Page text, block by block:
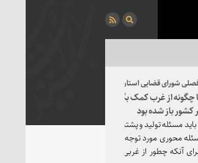
شورای قضایی استان‌های سراسر کشور در سال ۱۴۰۰:
از غرب کمک بگیرند، برای رونق تولید جلسه
باز شده بود
مسئله تولید و پشتیبانی از آن و رفع مانع‌ها در این
محوری مورد توجه همه باشد گفت: اگر آنقدر که
آنکه چطور از غربی‌ها بتوانند امکانی برای کشور